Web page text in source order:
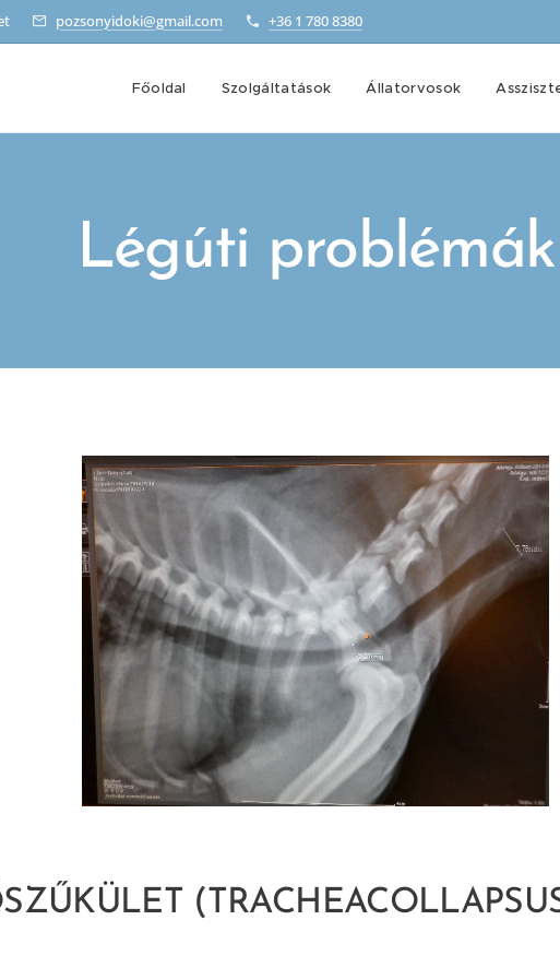
pozsonyidoki@gmail.com +36 1 780 8380
Főoldal Szolgáltatások Állatorvosok
Légúti problémák